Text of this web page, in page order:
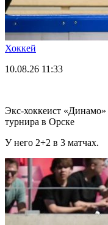
Хоккей
10.08.26 11:33
Экс-хоккеист
турнира в Орске
У него 2+2 в 3 матчах.